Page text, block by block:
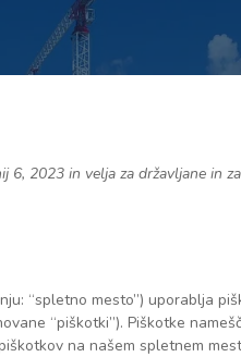
2023 in velja za državljane in
“spletno mesto”) uporablja
“piškotki”). Piškotke
na našem spletnem